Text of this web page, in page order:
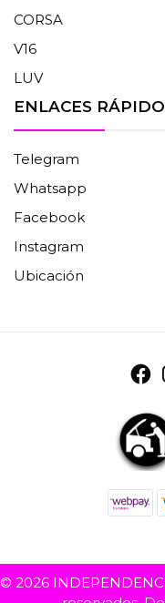
CORSA
V16
LUV
ENLACES
Telegram
Whatsapp
Facebook
Instagram
Ubicación
© 2026